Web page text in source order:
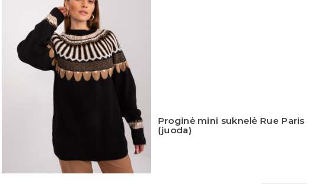
Proginė mini suknelė Rue Paris
(juoda)